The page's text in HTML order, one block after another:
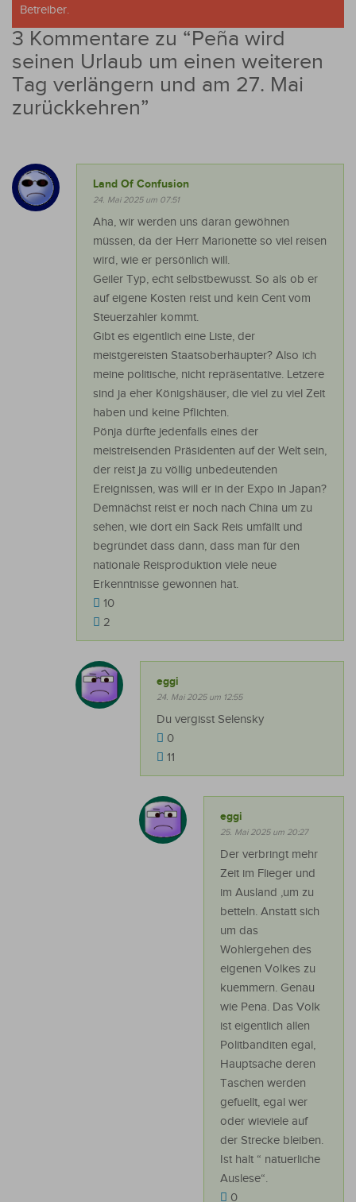
Betreiber.
3 Kommentare zu “Peña wird
seinen Urlaub um einen weiteren
Tag verlängern und am 27. Mai
zurückkehren”
Land Of Confusion
24. Mai 2025 um 07:51
Aha, wir werden uns daran gewöhnen
müssen, da der Herr Marionette so viel reisen
wird, wie er persönlich will.
Geiler Typ, echt selbstbewusst. So als ob er
auf eigene Kosten reist und kein Cent vom
Steuerzahler kommt.
Gibt es eigentlich eine Liste, der
meistgereisten Staatsoberhäupter? Also ich
meine politische, nicht repräsentative. Letzere
sind ja eher Königshäuser, die viel zu viel Zeit
haben und keine Pflichten.
Pönja dürfte jedenfalls eines der
meistreisenden Präsidenten auf der Welt sein,
der reist ja zu völlig unbedeutenden
Ereignissen, was will er in der Expo in Japan?
Demnächst reist er noch nach China um zu
sehen, wie dort ein Sack Reis umfällt und
begründet dass dann, dass man für den
nationale Reisproduktion viele neue
Erkenntnisse gewonnen hat.
10
2
eggi
24. Mai 2025 um 12:55
Du vergisst Selensky
0
11
eggi
25. Mai 2025 um 20:27
Der verbringt mehr
Zeit im Flieger und
im Ausland ,um zu
betteln. Anstatt sich
um das
Wohlergehen des
eigenen Volkes zu
kuemmern. Genau
wie Pena. Das Volk
ist eigentlich allen
Politbanditen egal,
Hauptsache deren
Taschen werden
gefuellt, egal wer
oder wieviele auf
der Strecke bleiben.
Ist halt “ natuerliche
Auslese“.
0